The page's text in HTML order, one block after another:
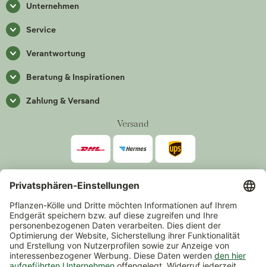
Unternehmen
Service
Verantwortung
Beratung & Inspirationen
Zahlung & Versand
Versand
Zahlarten
*Alle Preise inkl. gesetzlicher Mehrwertsteuer zzgl.Versand
Mindestbestellwert 14,90 €, ausgenommen sind Gutscheine und